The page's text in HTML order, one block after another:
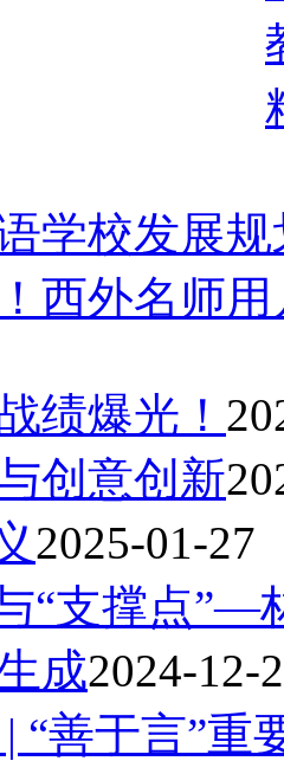
学校发展规
西外名师
绩爆光！
创意创新
2025-01-27
“支撑点
成2024-12-
“善于言”重